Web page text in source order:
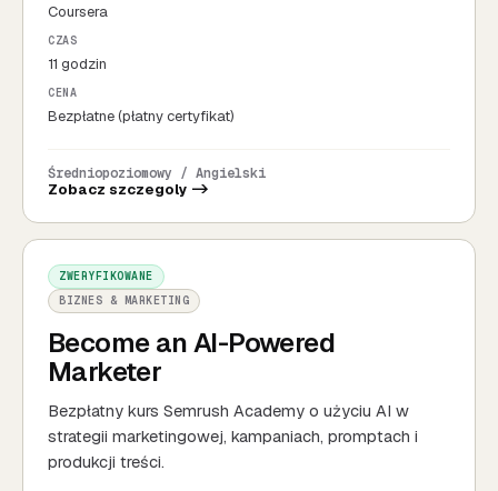
Coursera
CZAS
11 godzin
CENA
Bezpłatne (płatny certyfikat)
Średniopoziomowy / Angielski
Zobacz szczegoly ->
ZWERYFIKOWANE
BIZNES & MARKETING
Become an AI-Powered
Marketer
Bezpłatny kurs Semrush Academy o użyciu AI w
strategii marketingowej, kampaniach, promptach i
produkcji treści.